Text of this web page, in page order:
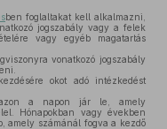
ben foglaltakat kell alkalmazni,
jogszabály vagy a felek
vagy egyéb magatartás
vonatkozó jogszabály
okot adó intézkedést
a napon jár le, amely
Hónapokban vagy években
amely számánál fogva a kezdő